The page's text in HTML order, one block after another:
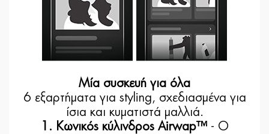
Μία συσκευή για όλα
6 εξαρτήματα για styling, σχεδιασμένα για
ίσια και κυματιστά μαλλιά.
1. Κωνικός κύλινδρος Airwap™- Ο